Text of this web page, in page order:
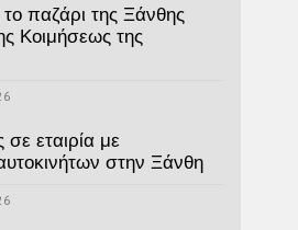
παζάρι της Ξάνθης
Κοιμήσεως της
εταιρία με
στην Ξάνθη